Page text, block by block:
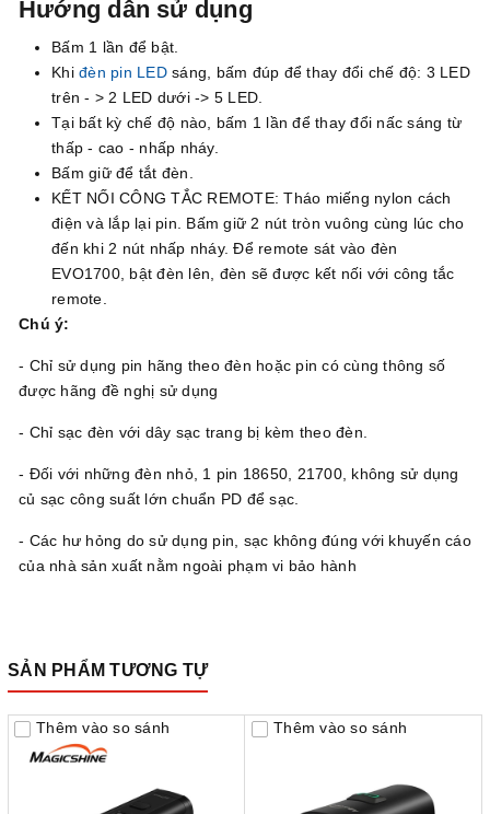
Hướng dẫn sử dụng
Bấm 1 lần để bật.
Khi đèn pin LEDsáng, bấm đúp để thay đổi chế độ: 3 LED
trên - > 2 LED dưới -> 5 LED.
Tại bất kỳ chế độ nào, bấm 1 lần để thay đổi nấc sáng từ
thấp - cao - nhấp nháy.
Bấm giữ để tắt đèn.
KẾT NỐI CÔNG TẮC REMOTE: Tháo miếng nylon cách
điện và lắp lại pin. Bấm giữ 2 nút tròn vuông cùng lúc cho
đến khi 2 nút nhấp nháy. Để remote sát vào đèn
EVO1700, bật đèn lên, đèn sẽ được kết nối với công tắc
remote.
Chú ý:
- Chỉ sử dụng pin hãng theo đèn hoặc pin có cùng thông số
được hãng đề nghị sử dụng
- Chỉ sạc đèn với dây sạc trang bị kèm theo đèn.
- Đối với những đèn nhỏ, 1 pin 18650, 21700, không sử dụng
củ sạc công suất lớn chuẩn PD để sạc.
- Các hư hỏng do sử dụng pin, sạc không đúng với khuyến cáo
của nhà sản xuất nằm ngoài phạm vi bảo hành
SẢN PHẨM TƯƠNG TỰ
Thêm vào so sánh Thêm vào so sánh